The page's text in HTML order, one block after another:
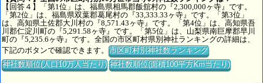
【回答４】「第1位」は、福島県相馬郡飯舘村の『2,300,000ヶ寺』です。
「第2位」は、福島県双葉郡葛尾村の『33,333.33ヶ寺』です。「第3位」
は、高知県土佐郡大川村の『8,571.43ヶ寺』です。「第4位」は、高知県吾
川郡仁淀川町の『5,291.58ヶ寺』です。「第5位」は、山梨県南巨摩郡早川
町の『5,235.6ヶ寺』です。全国の市区町村県別神社ランキングの詳細は、
下記のボタンで確認できます。市区町村別神社数ランキング
神社数順位(人口10万人当たり) 神社数順位(面積100平方Km当たり)